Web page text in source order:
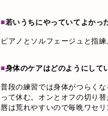
■若いうちにやっていてよかっ
ピアノとソルフェージュと指練
■身体のケアはどのようにして
普段の練習では身体がつらく
って休む。オンとオフの切り
唇は荒れやすいので毎晩ワセ